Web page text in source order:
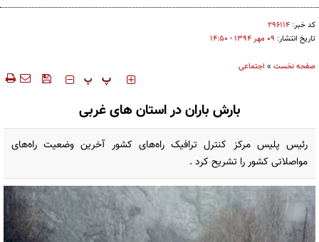
کد خبر: ۲۹۶۱۱۴
تاریخ انتشار: ۰۹ مهر ۱۳۹۴ - ۱۴:۵۰
صفحه نخست » اجتماعی
‍‍‍ پ پ
بارش باران در استان های غربی
رئیس پلیس مرکز کنترل ترافیک راه‌های کشور آخرین وضعیت راه‌های
مواصلاتی کشور را تشریح کرد .